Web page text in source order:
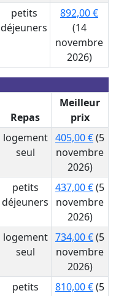
petits
déjeuners
892,00 €
(14
novembre
2026)
Repas
Meilleur
prix
logement
seul
405,00 €(5
novembre
2026)
petits
déjeuners
437,00 €(5
novembre
2026)
logement
seul
734,00 €(5
novembre
2026)
petits
810,00 €(5